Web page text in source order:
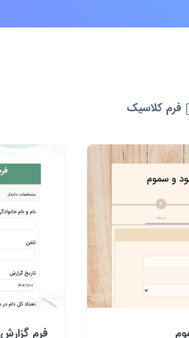
فرم کلاسیک
فرم